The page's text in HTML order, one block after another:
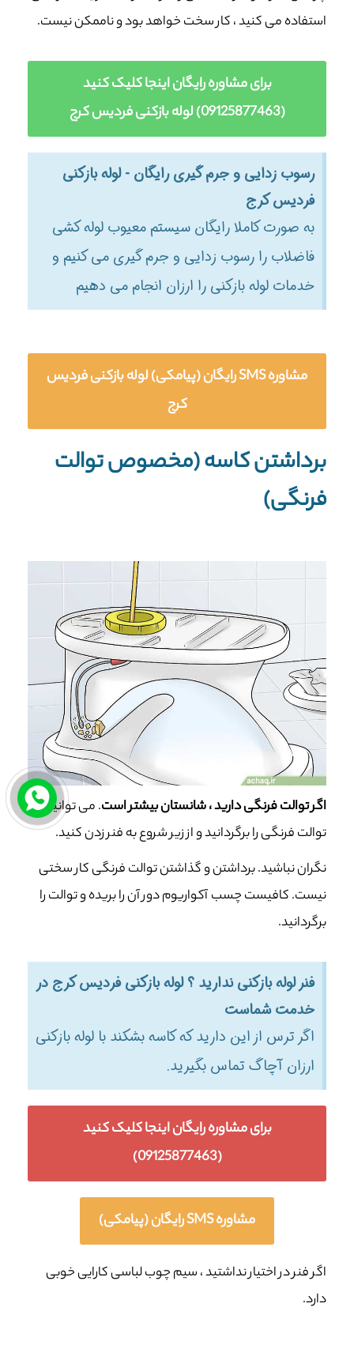
استفاده می کنید ، کار سخت خواهد بود و ناممکن نیست.
برای مشاوره رایگان اینجا کلیک کنید
(09125877463) لوله بازکنی فردیس کرج
رسوب زدایی و جرم گیری رایگان - لوله بازکنی
فردیس کرج
به صورت کاملا رایگان سیستم معیوب لوله کشی
فاضلاب را رسوب زدایی و جرم گیری می کنیم و
خدمات لوله بازکنی را ارزان انجام می دهیم
مشاوره SMS رایگان (پیامکی) لوله بازکنی فردیس
کرج
برداشتن کاسه (مخصوص توالت
فرنگی)
اگر توالت فرنگی دارید ، شانستان بیشتر است. می توانید
توالت فرنگی را برگردانید و از زیر شروع به فنر زدن کنید.
نگران نباشید. برداشتن و گذاشتن توالت فرنگی کار سختی
نیست. کافیست چسب آکواریوم دور آن را بریده و توالت را
برگردانید.
فنر لوله بازکنی ندارید ؟ لوله بازکنی فردیس کرج در
خدمت شماست
اگر ترس از این دارید که کاسه بشکند با لوله بازکنی
ارزان آچاگ تماس بگیرید.
برای مشاوره رایگان اینجا کلیک کنید
(09125877463)
مشاوره SMS رایگان (پیامکی)
اگر فنر در اختیار نداشتید ، سیم چوب لباسی کارایی خوبی
دارد.